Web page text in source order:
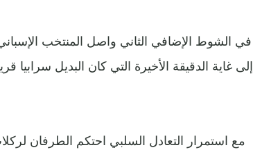
في الشوط الإضافي الثاني واصل المنتخب
إلى غاية الدقيقة الأخيرة التي كان البديل
مع استمرار التعادل السلبي احتكم الطرفان